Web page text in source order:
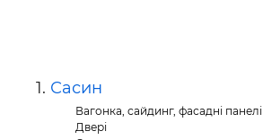
Сасин
Вагонка, сайдинг, фасадні панелі
Двері